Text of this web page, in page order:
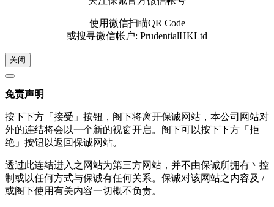
使用微信扫瞄QR Code
或搜寻微信帐户: PrudentialHKLtd
关闭
免责声明
按下下方「接受」按钮，阁下将离开保诚网站，本公司网站对
外的连结将会以一个新的视窗开启。阁下可以按下下方「拒
绝」按钮以返回保诚网站。
透过此连结进入之网站为第三方网站，并不由保诚所拥有丶控
制或以任何方式与保诚有任何关系。保诚对该网站之内容及 /
或阁下使用有关内容一切概不负责。